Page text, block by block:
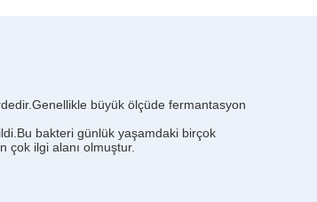
büyük ölçüde fermantasyon
bakteri günlük yaşamdaki birçok
çok ilgi alanı olmuştur.